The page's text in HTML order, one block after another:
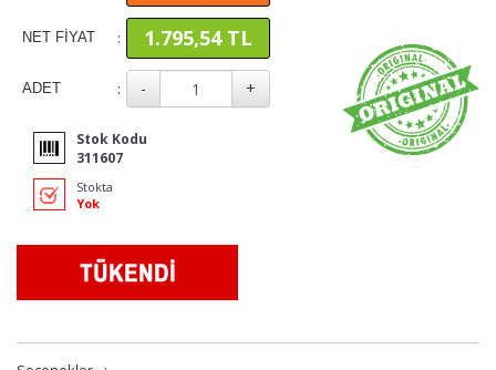
NET FİYAT : 1.795,54 TL
ADET :
Stok Kodu
311607
Stokta
Yok